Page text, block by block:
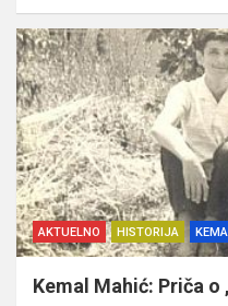
AKTUELNO HISTORIJA
Kemal Mahić: Priča o